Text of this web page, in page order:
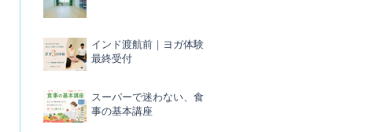
インド渡航前｜ヨガ体験
最終受付
スーパーで迷わない、食
事の基本講座